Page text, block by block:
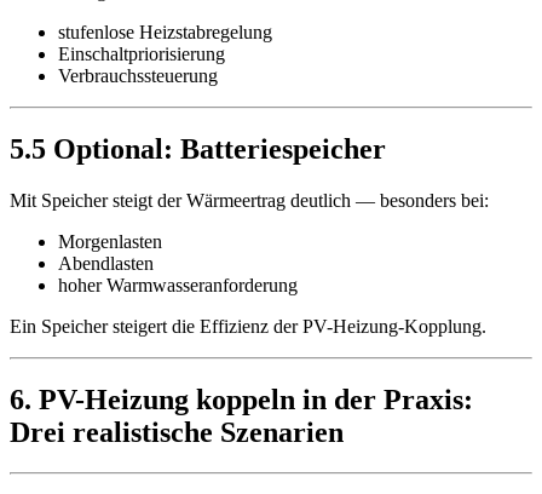
stufenlose Heizstabregelung
Einschaltpriorisierung
Verbrauchssteuerung
5.5 Optional: Batteriespeicher
Mit Speicher steigt der Wärmeertrag deutlich — besonders bei:
Morgenlasten
Abendlasten
hoher Warmwasseranforderung
Ein Speicher steigert die Effizienz der PV-Heizung-Kopplung.
6. PV-Heizung koppeln in der Praxis:
Drei realistische Szenarien